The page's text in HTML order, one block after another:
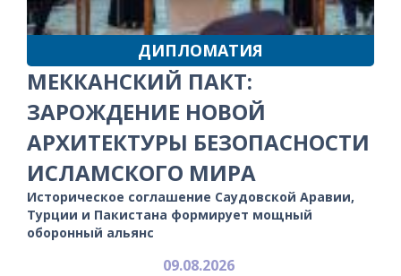
ДИПЛОМАТИЯ
МЕККАНСКИЙ ПАКТ:
ЗАРОЖДЕНИЕ НОВОЙ
АРХИТЕКТУРЫ БЕЗОПАСНОСТИ
ИСЛАМСКОГО МИРА
Историческое соглашение Саудовской Аравии,
Турции и Пакистана формирует мощный
оборонный альянс
09.08.2026